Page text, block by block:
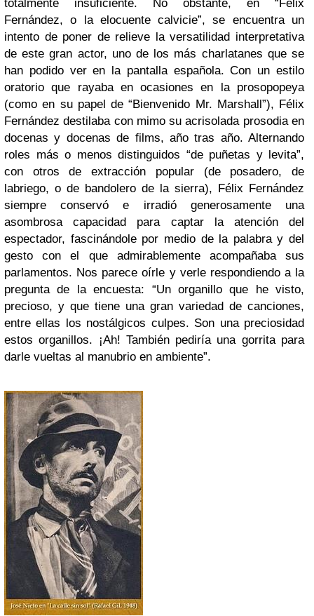
totalmente insuficiente. No obstante, en “Félix
Fernández, o la elocuente calvicie”, se encuentra un
intento de poner de relieve la versatilidad interpretativa
de este gran actor, uno de los más charlatanes que se
han podido ver en la pantalla española. Con un estilo
oratorio que rayaba en ocasiones en la prosopopeya
(como en su papel de “Bienvenido Mr. Marshall”), Félix
Fernández destilaba con mimo su acrisolada prosodia en
docenas y docenas de films, año tras año. Alternando
roles más o menos distinguidos “de puñetas y levita”,
con otros de extracción popular (de posadero, de
labriego, o de bandolero de la sierra), Félix Fernández
siempre conservó e irradió generosamente una
asombrosa capacidad para captar la atención del
espectador, fascinándole por medio de la palabra y del
gesto con el que admirablemente acompañaba sus
parlamentos. Nos parece oírle y verle respondiendo a la
pregunta de la encuesta: “Un organillo que he visto,
precioso, y que tiene una gran variedad de canciones,
entre ellas los nostálgicos culpes. Son una preciosidad
estos organillos. ¡Ah! También pediría una gorrita para
darle vueltas al manubrio en ambiente”.